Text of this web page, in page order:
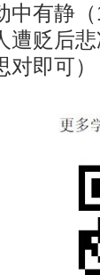
中有静（
贬后悲
即可）